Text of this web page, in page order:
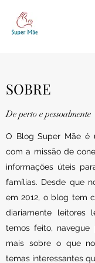
SOBRE
De perto e pessoalmente
O Blog Super Mãe é
com a missão de
informações úteis
famílias. Desde que
em 2012, o blog tem
diariamente leitores
temos feito, navegue
mais sobre o que
temas interessantes